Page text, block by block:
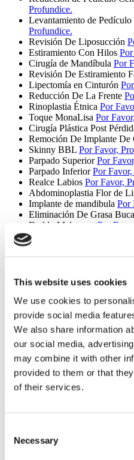
This website uses cookies
We use cookies to
provide social media
We also share information
our social media,
may combine it with other
provided to them or that
of their services.
Selection
Necessary
Profundice.
Levantamiento de Pedículo
Profundice.
Revisión De Liposucción
Estiramiento Con Hilos
Cirugía de Mandíbula Por
Revisión De Estiramiento
Lipectomía en Cinturón
Reducción De La Frente
Rinoplastia Étnica Por
Toque MonaLisa Por
Cirugía Plástica Post
Remoción De Implante De
Skinny BBL Por Favor,
Parpado Superior Por
Parpado Inferior Por
Realce Labios Por Favor,
Abdominoplastia Flor de
Implante de mandibula Por
Eliminación De Grasa
Daddy Makeover
Por
Mini Lifting Facial
Facelift SMAS
Lifting profundo de cuello
Lifting de Espalda Superior
Elevación de glúteos Por
Abdominoplastia extendida
Elevación del Mons Pubis
Reducción de la areola Por
Lipodema
Por Favor,
Septorrinoplastia de Revisión
Trasplante Capilar (9
Trasplante de Bigote